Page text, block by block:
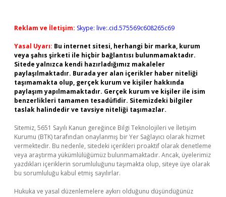
Reklam ve İletişim: Skype: live:.cid.575569c608265c69
Yasal Uyarı: Bu internet sitesi, herhangi bir marka, kurum
veya şahıs şirketi ile hiçbir bağlantısı bulunmamaktadır.
Sitede yalnızca kendi hazırladığımız makaleler
paylaşılmaktadır. Burada yer alan içerikler haber niteliği
taşımamakta olup, gerçek kurum ve kişiler hakkında
paylaşım yapılmamaktadır. Gerçek kurum ve kişiler ile isim
benzerlikleri tamamen tesadüfidir. Sitemizdeki bilgiler
taslak halindedir ve tavsiye niteliği taşımazlar.
Sitemiz, 5651 Sayılı Kanun gereğince Bilgi Teknolojileri ve İletişim
Kurumu (BTK) tarafından onaylanmış bir Yer Sağlayıcı olarak hizmet
vermektedir. Bu nedenle, sitedeki içerikleri proaktif olarak denetleme
veya araştırma yükümlülüğümüz bulunmamaktadır. Ancak, üyelerimiz
yazdıkları içeriklerin sorumluluğunu taşımakta olup, siteye üye olarak
bu sorumluluğu kabul etmiş sayılırlar.
Hukuka ve yasal düzenlemelere aykırı olduğunu düşündüğünüz